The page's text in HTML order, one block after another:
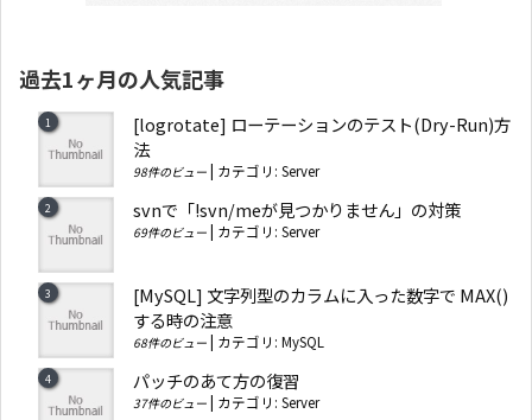
過去1ヶ月の人気記事
[logrotate] ローテーションのテスト(Dry-Run)方
法
98件のビュー カテゴリ: Server
svnで「!svn/meが見つかりません」の対策
69件のビュー カテゴリ: Server
[MySQL] 文字列型のカラムに入った数字で MAX()
する時の注意
68件のビュー カテゴリ: MySQL
パッチのあて方の復習
37件のビュー カテゴリ: Server